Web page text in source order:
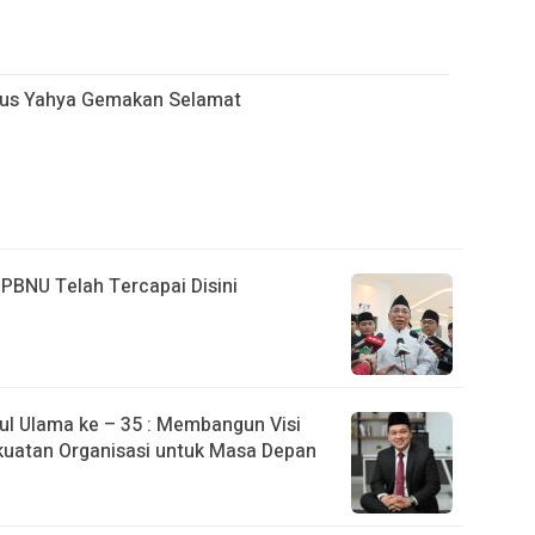
Yahya Gemakan Selamat
Telah Tercapai Disini
Ulama ke – 35 : Membangun Visi
Organisasi untuk Masa Depan